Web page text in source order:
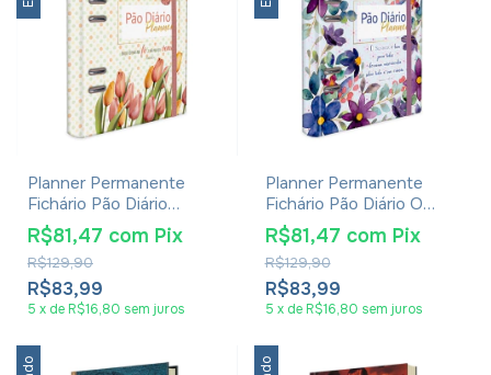
Planner Permanente
Fichário Pão Diário
Vivemos Por Fé
R$83,99
R$129,90
R$81,47 com Pix
5 x de R$16,80 sem juros
Planner Permanente
Fichário Pão Diário O
Senhor É Bom
R$83,99
R$129,90
R$81,47 com Pix
5 x de R$16,80 sem juros